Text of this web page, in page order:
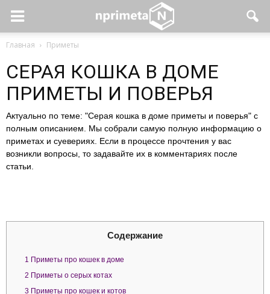
Главная Приметы
СЕРАЯ КОШКА В ДОМЕ
ПРИМЕТЫ И ПОВЕРЬЯ
Актуально по теме: "Серая кошка в доме приметы и поверья" с
полным описанием. Мы собрали самую полную информацию о
приметах и суевериях. Если в процессе прочтения у вас
возникли вопросы, то задавайте их в комментариях после
статьи.
Содержание
1 Приметы про кошек в доме
2 Приметы о серых котах
3 Приметы про кошек и котов